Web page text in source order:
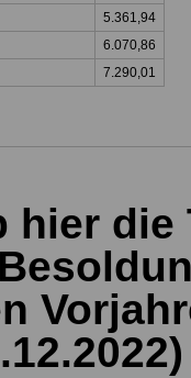
5.361,94
6.070,86
7.290,01
hier die